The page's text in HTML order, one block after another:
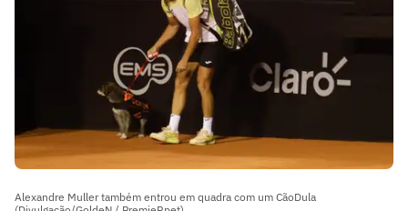
Alexandre Muller também entrou em quadra com um CãoDula